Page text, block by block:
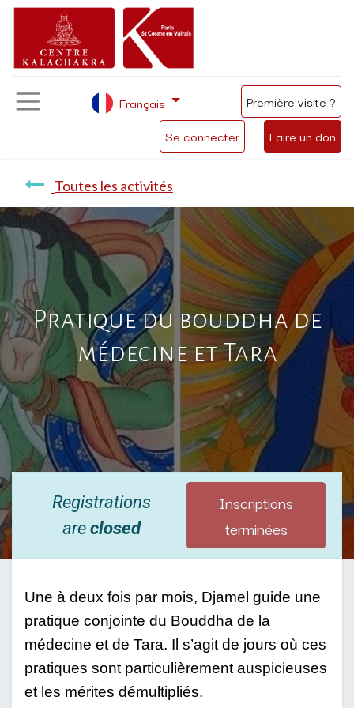
Se connecter Faire un don
Français Première visite ?
Toutes les activités
Pratique du bouddha de
médecine et Tara
Registrations
areclosed
Inscriptions
terminées
Une à deux fois par mois, Djamel guide une
pratique conjointe du Bouddha de la
médecine et de Tara. Il s’agit de jours où ces
pratiques sont particulièrement auspicieuses
et les mérites démultipliés.